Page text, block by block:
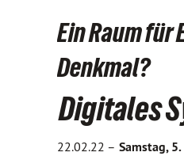
Ein Raum
Denkmal?
Digitales
22.02.22 – Samstag,